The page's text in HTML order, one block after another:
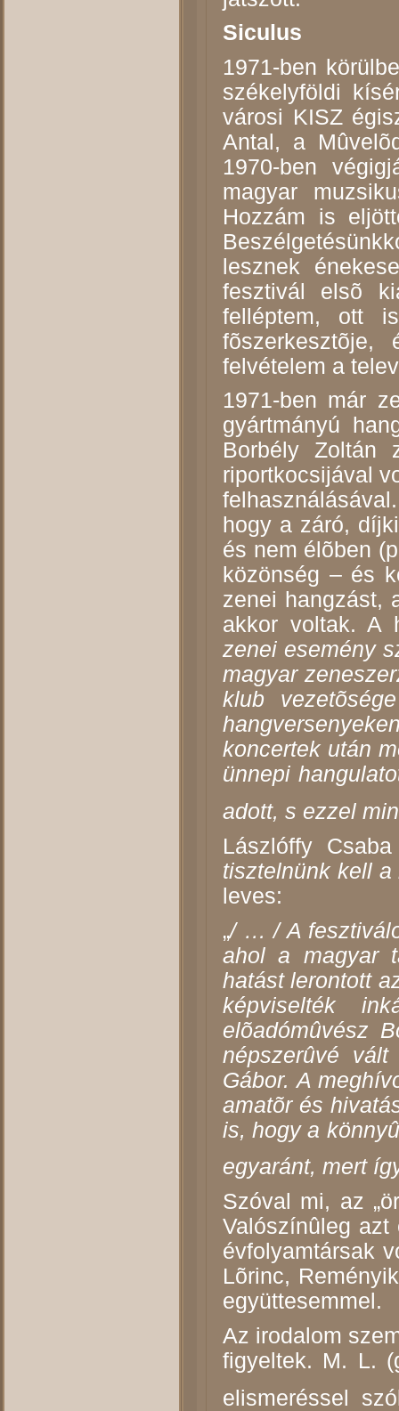
Siculus
1971-ben
székelyföldi
városi KISZ
Antal, a
1970-ben
magyar
Hozzám is
lesznek
fesztivál elsõ
felléptem, ott
felvételem a
1971-ben már
gyártmányú
Borbély Zoltán
riportkocsijával
hogy a záró,
és nem élõben
közönség – és
zenei hangzást,
akkor voltak. A
zenei esemény
magyar
klub
koncertek után
ünnepi
adott, s ezzel
Lászlóffy
tisztelnünk kell
leves:
„/ … / A
ahol a magyar
hatást lerontott
képviselték
elõadómûvész
népszerûvé
Gábor. A
amatõr és
is, hogy a
egyaránt, mert
Szóval mi, az
Valószínûleg
évfolyamtársak
Lõrinc,
együttesemmel.
Az irodalom
figyeltek. M. L.
elismeréssel